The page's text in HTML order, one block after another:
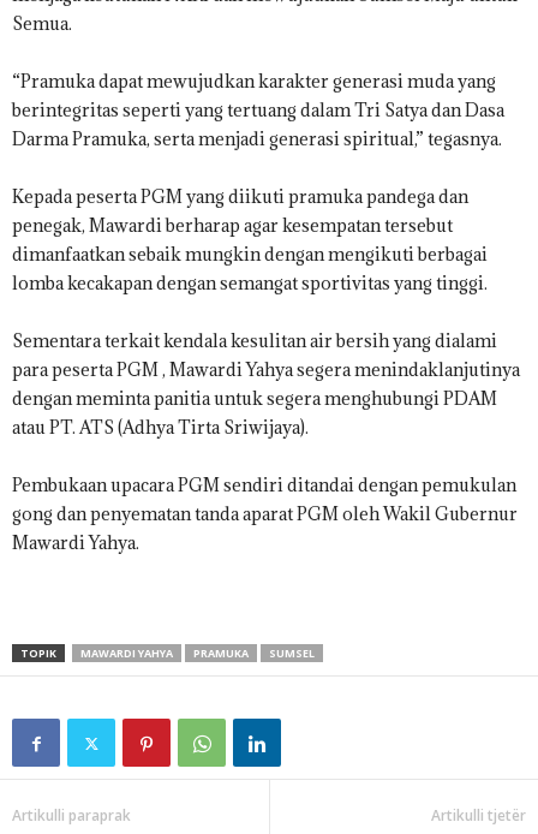
Semua.
“Pramuka dapat mewujudkan karakter generasi muda yang
berintegritas seperti yang tertuang dalam Tri Satya dan Dasa
Darma Pramuka, serta menjadi generasi spiritual,” tegasnya.
Kepada peserta PGM yang diikuti pramuka pandega dan
penegak, Mawardi berharap agar kesempatan tersebut
dimanfaatkan sebaik mungkin dengan mengikuti berbagai
lomba kecakapan dengan semangat sportivitas yang tinggi.
Sementara terkait kendala kesulitan air bersih yang dialami
para peserta PGM , Mawardi Yahya segera menindaklanjutinya
dengan meminta panitia untuk segera menghubungi PDAM
atau PT. ATS (Adhya Tirta Sriwijaya).
Pembukaan upacara PGM sendiri ditandai dengan pemukulan
gong dan penyematan tanda aparat PGM oleh Wakil Gubernur
Mawardi Yahya.
TOPIK MAWARDI YAHYA PRAMUKA SUMSEL
Artikulli paraprak Artikulli tjetër